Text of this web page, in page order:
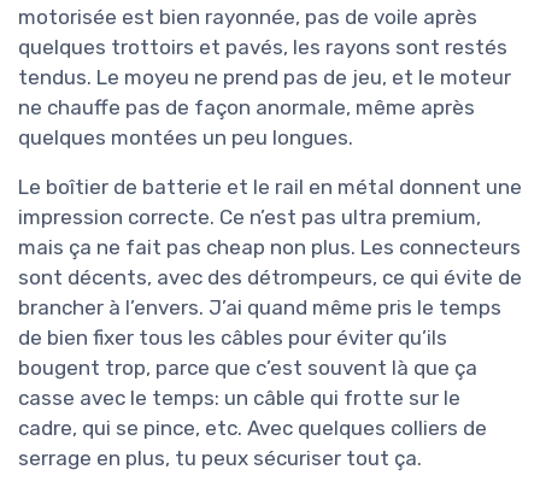
motorisée est bien rayonnée, pas de voile après
quelques trottoirs et pavés, les rayons sont restés
tendus. Le moyeu ne prend pas de jeu, et le moteur
ne chauffe pas de façon anormale, même après
quelques montées un peu longues.
Le boîtier de batterie et le rail en métal donnent une
impression correcte. Ce n’est pas ultra premium,
mais ça ne fait pas cheap non plus. Les connecteurs
sont décents, avec des détrompeurs, ce qui évite de
brancher à l’envers. J’ai quand même pris le temps
de bien fixer tous les câbles pour éviter qu’ils
bougent trop, parce que c’est souvent là que ça
casse avec le temps: un câble qui frotte sur le
cadre, qui se pince, etc. Avec quelques colliers de
serrage en plus, tu peux sécuriser tout ça.